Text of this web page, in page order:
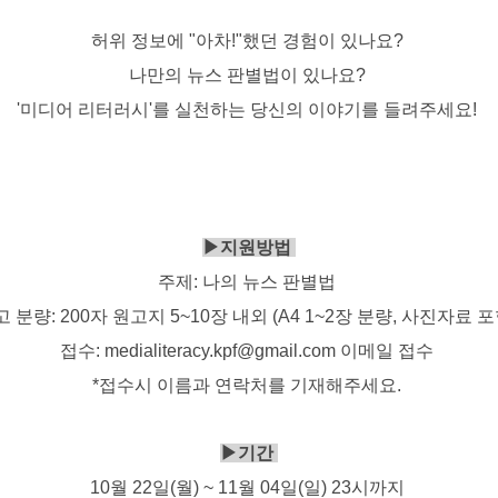
허위 정보에 "아차!"했던 경험이 있나요?
나만의 뉴스 판별법이 있나요?
'미디어 리터러시'를 실천하는 당신의 이야기를 들려주세요!
▶지원방법
주제: 나의 뉴스 판별법
분량: 200자 원고지 5~10장 내외 (A4 1~2장 분량, 사진자료
접수: medialiteracy.kpf@gmail.com 이메일 접수
*접수시 이름과 연락처를 기재해주세요.
▶기간
10월 22일(월) ~ 11월 04일(일) 23시까지